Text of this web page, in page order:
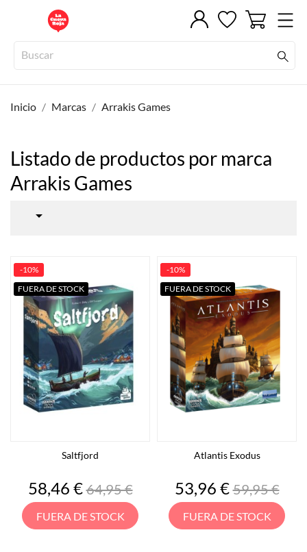
Inicio Marcas Arrakis Games
Listado de productos por marca
Arrakis Games

Saltfjord
Precio
58,46 €Precio
base
64,95 €
FUERA DE STOCK
-10%
FUERA DE STOCK
Atlantis Exodus
Precio
53,96 €Precio
base
59,95 €
FUERA DE STOCK
-10%
FUERA DE STOCK